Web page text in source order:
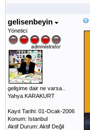
gelisenbeyin
Yönetici
gelişime dair ne varsa..
Yahya KARAKURT
Kayıt Tarihi: 01-Ocak-2006
Konum: Istanbul
Aktif Durum: Aktif Değil